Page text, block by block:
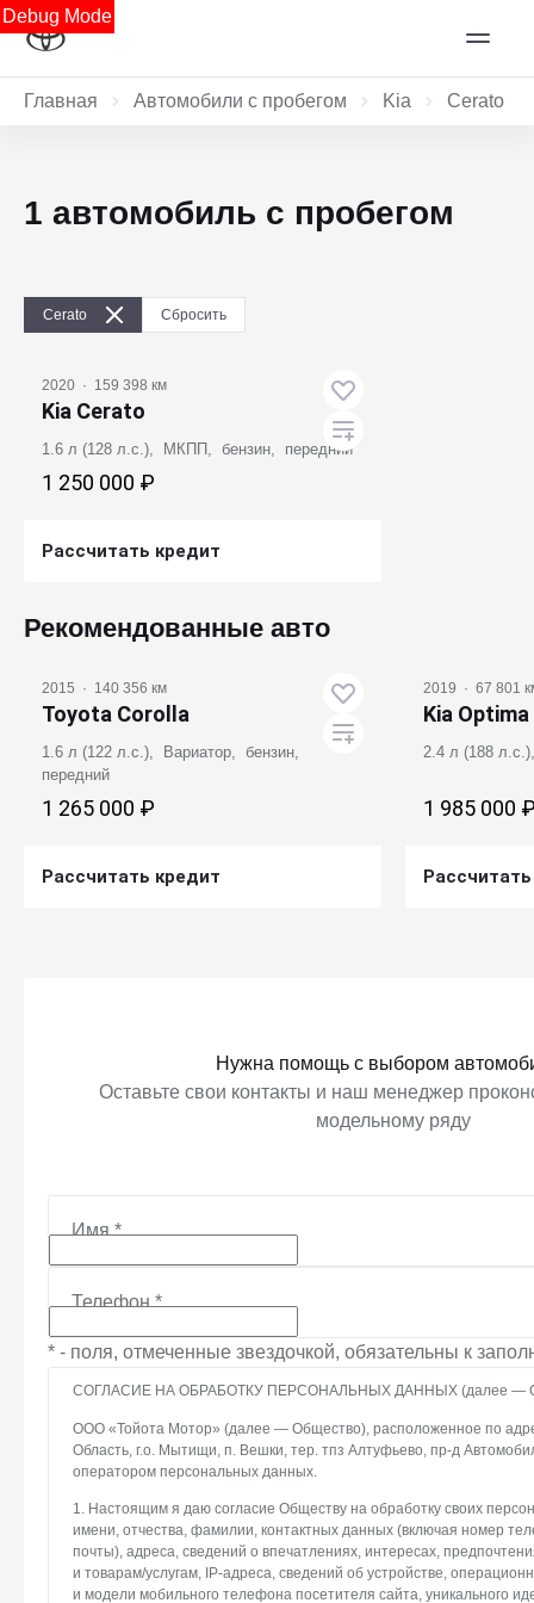
Debug Mode
Главная Автомобили с пробегом Kia Cerato
1 автомобиль с пробегом
Cerato Сбросить
2020 · 159 398 км
Kia Cerato
1.6 л (128 л.с.), МКПП, бензин, передний
1 250 000 ₽
Рассчитать кредит
Рекомендованные авто
2015 · 140 356 км
Toyota Corolla
1.6 л (122 л.с.), Вариатор, бензин,
передний
1 265 000 ₽
Рассчитать кредит
2019 · 67 801
Kia Optima
2.4 л (188
1 985 000
Нужна помощь с выбором
Оставьте свои контакты и наш менеджер
модельному ряду
Имя*
Телефон*
* - поля, отмеченные звездочкой, обязательны к
СОГЛАСИЕ НА ОБРАБОТКУ ПЕРСОНАЛЬНЫХ ДАННЫХ (далее —
ООО «Тойота Мотор» (далее — Общество), расположенное по
Область, г.о. Мытищи, п. Вешки, тер. тпз Алтуфьево, пр-д
оператором персональных данных.
1. Настоящим я даю согласие Обществу на обработку своих
имени, отчества, фамилии, контактных данных (включая номер
почты), адреса, сведений о впечатлениях, интересах,
и товарам/услугам, IP-адреса, сведений об устройстве,
и модели мобильного телефона посетителя сайта, уникального